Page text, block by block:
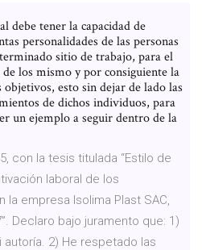
debe tener la capacidad de
personalidades de las personas
sitio de trabajo, para el
los mismo y por consiguiente la
objetivos, esto sin dejar de lado las
de dichos individuos, para
un ejemplo a seguir dentro de la
con la tesis titulada “Estilo de
laboral de los
la empresa Isolima Plast SAC,
Declaro bajo juramento que: 1)
2) He respetado las